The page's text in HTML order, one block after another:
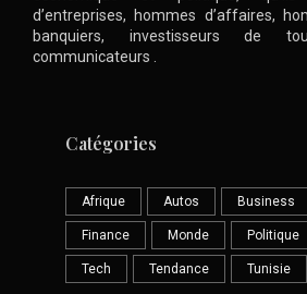
d’entreprises, hommes d’affaires,
banquiers, investisseurs de
communicateurs .
Catégories
Afrique Autos Business
Finance Monde Politique
Tech Tendance Tunisie